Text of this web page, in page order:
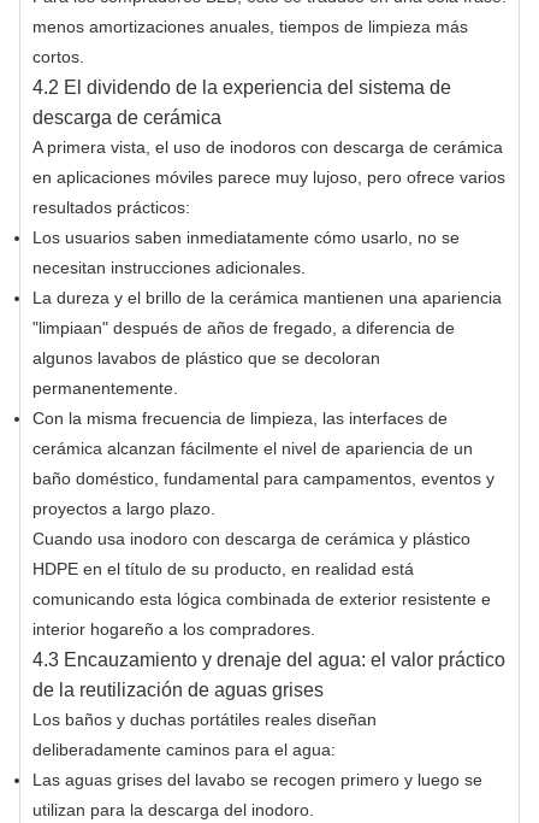
menos amortizaciones anuales, tiempos de limpieza más
cortos.
4.2 El dividendo de la experiencia del sistema de
descarga de cerámica
A primera vista, el uso de inodoros con descarga de cerámica
en aplicaciones móviles parece muy lujoso, pero ofrece varios
resultados prácticos:
Los usuarios saben inmediatamente cómo usarlo, no se
necesitan instrucciones adicionales.
La dureza y el brillo de la cerámica mantienen una apariencia
"limpiaan" después de años de fregado, a diferencia de
algunos lavabos de plástico que se decoloran
permanentemente.
Con la misma frecuencia de limpieza, las interfaces de
cerámica alcanzan fácilmente el nivel de apariencia de un
baño doméstico, fundamental para campamentos, eventos y
proyectos a largo plazo.
Cuando usa inodoro con descarga de cerámica y plástico
HDPE en el título de su producto, en realidad está
comunicando esta lógica combinada de exterior resistente e
interior hogareño a los compradores.
4.3 Encauzamiento y drenaje del agua: el valor práctico
de la reutilización de aguas grises
Los baños y duchas portátiles reales diseñan
deliberadamente caminos para el agua:
Las aguas grises del lavabo se recogen primero y luego se
utilizan para la descarga del inodoro.